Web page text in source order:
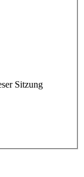
Sitzung